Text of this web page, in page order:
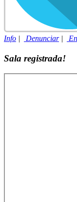
Info | Denunciar|
Sala registrada!